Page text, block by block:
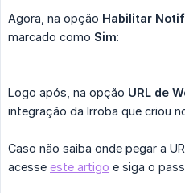
Agora, na opção Habilitar
marcado como Sim:
Logo após, na opção URL de
integração da Irroba que criou
Caso não saiba onde pegar a
acesse este artigo e siga o